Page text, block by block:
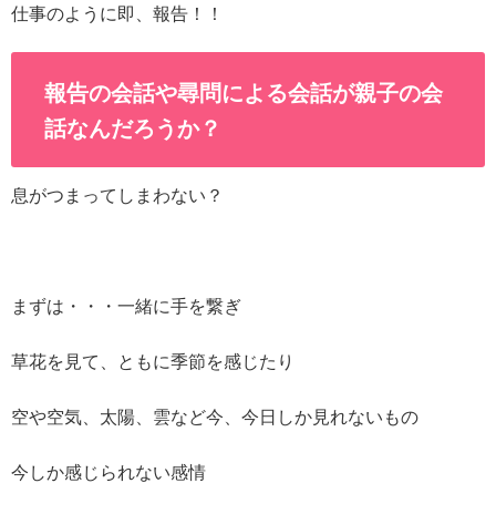
仕事のように即、報告！！
報告の会話や尋問による会話が親子の会
話なんだろうか？
息がつまってしまわない？
まずは・・・一緒に手を繋ぎ
草花を見て、ともに季節を感じたり
空や空気、太陽、雲など今、今日しか見れないもの
今しか感じられない感情